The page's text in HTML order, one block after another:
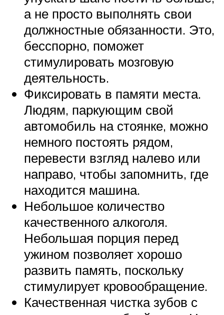
а не просто выполнять свои
должностные обязанности. Это,
бесспорно, поможет
стимулировать мозговую
деятельность.
Фиксировать в памяти места.
Людям, паркующим свой
автомобиль на стоянке, можно
немного постоять рядом,
перевести взгляд налево или
направо, чтобы запомнить, где
находится машина.
Небольшое количество
качественного алкоголя.
Небольшая порция перед
ужином позволяет хорошо
развить память, поскольку
стимулирует кровообращение.
Качественная чистка зубов с